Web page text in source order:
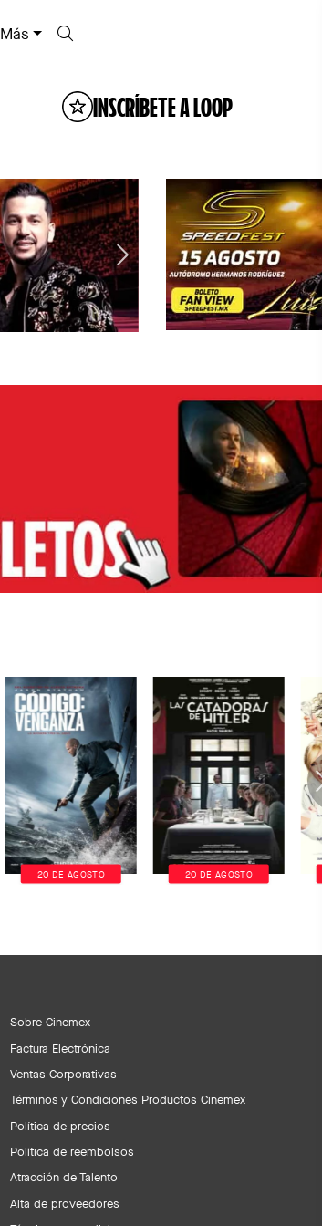
Más
INSCRÍBETE A LOOP
20 DE AGOSTO 20 DE AGOSTO
Sobre Cinemex
Factura Electrónica
Ventas Corporativas
Términos y Condiciones Productos Cinemex
Política de precios
Política de reembolsos
Atracción de Talento
Alta de proveedores